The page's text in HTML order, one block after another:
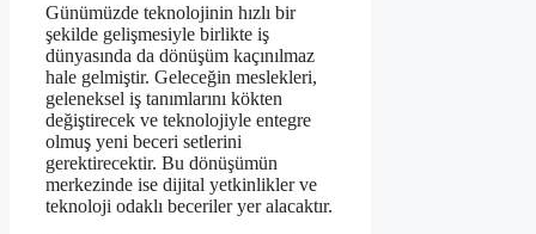
Günümüzde teknolojinin hızlı bir
şekilde gelişmesiyle birlikte iş
dünyasında da dönüşüm kaçınılmaz
hale gelmiştir. Geleceğin meslekleri,
geleneksel iş tanımlarını kökten
değiştirecek ve teknolojiyle entegre
olmuş yeni beceri setlerini
gerektirecektir. Bu dönüşümün
merkezinde ise dijital yetkinlikler ve
teknoloji odaklı beceriler yer alacaktır.